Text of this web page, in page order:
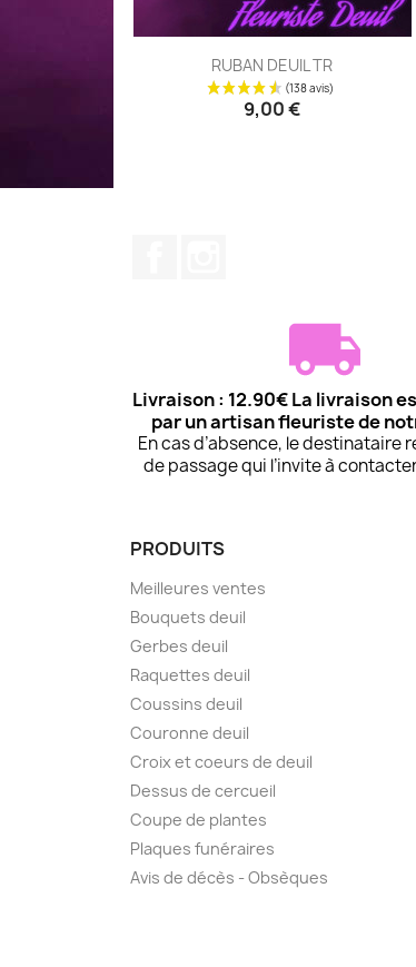
Aperçu rapide
RUBAN DEUIL TR
9,00 €
Livraison : 12.90€ La livraison
par un artisan fleuriste de
En cas d’absence, le destinataire
de passage qui l’invite à
PRODUITS
Meilleures ventes
Bouquets deuil
Gerbes deuil
Raquettes deuil
Coussins deuil
Couronne deuil
Croix et coeurs de deuil
Dessus de cercueil
Coupe de plantes
Plaques funéraires
Avis de décès - Obsèques